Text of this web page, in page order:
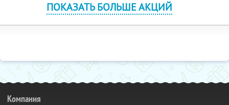
ПОКАЗАТЬ БОЛЬШЕ АКЦИЙ
Компания